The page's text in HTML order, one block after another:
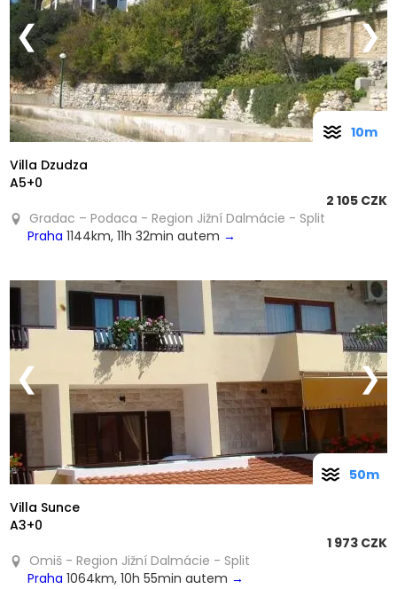
❮ ❯
Villa Dzudza
A5+0
2 105 CZK
Gradac – Podaca - Region Jižní Dalmácie - Split
Praha 1144km, 11h 32min autem →
10m
❮ ❯
Villa Sunce
A3+0
1 973 CZK
Omiš - Region Jižní Dalmácie - Split
Praha 1064km, 10h 55min autem →
50m